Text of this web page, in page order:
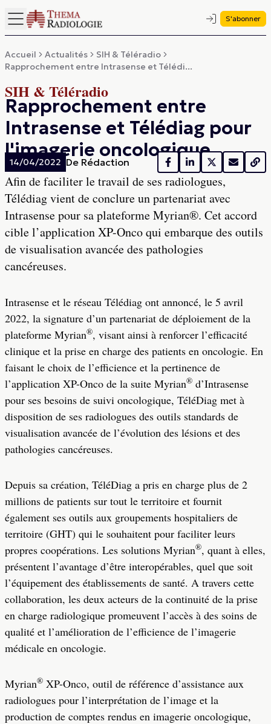
S'abonner
Accueil Actualités
SIH & Téléradio
Rapprochement entre Intrasense et Télédi...
SIH & Téléradio
Rapprochement entre
Intrasense et Télédiag pour
l'imagerie oncologique
14/04/2022 De Rédaction
Afin de faciliter le travail de ses radiologues,
Télédiag vient de conclure un partenariat avec
Intrasense pour sa plateforme Myrian®. Cet accord
cible l’application XP-Onco qui embarque des outils
de visualisation avancée des pathologies
cancéreuses.
Intrasense et le réseau Télédiag ont annoncé, le 5 avril
2022, la signature d’un partenariat de déploiement de la
plateforme Myrian®, visant ainsi à renforcer l’efficacité
clinique et la prise en charge des patients en oncologie. En
faisant le choix de l’efficience et la pertinence de
l’application XP-Onco de la suite Myrian® d’Intrasense
pour ses besoins de suivi oncologique, TéléDiag met à
disposition de ses radiologues des outils standards de
visualisation avancée de l’évolution des lésions et des
pathologies cancéreuses.
Depuis sa création, TéléDiag a pris en charge plus de 2
millions de patients sur tout le territoire et fournit
également ses outils aux groupements hospitaliers de
territoire (GHT) qui le souhaitent pour faciliter leurs
propres coopérations. Les solutions Myrian®, quant à elles,
présentent l’avantage d’être interopérables, quel que soit
l’équipement des établissements de santé. A travers cette
collaboration, les deux acteurs de la continuité de la prise
en charge radiologique promeuvent l’accès à des soins de
qualité et l’amélioration de l’efficience de l’imagerie
médicale en oncologie.
Myrian® XP-Onco, outil de référence d’assistance aux
radiologues pour l’interprétation de l’image et la
production de comptes rendus en imagerie oncologique,